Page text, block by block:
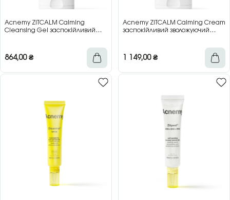
Acnemy ZITCALM Calming
Cleansing Gel заспокійливий
864,00₴
Acnemy ZITCALM Calming Cream
заспокійливий зволожуючий
1 149,00₴